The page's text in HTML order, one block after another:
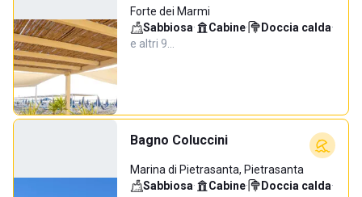
Forte dei Marmi
Sabbiosa· Cabine· Doccia calda·
e altri 9…
Bagno Coluccini
Marina di Pietrasanta, Pietrasanta
Sabbiosa· Cabine· Doccia calda·